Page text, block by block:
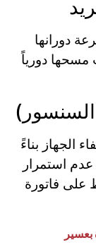
دورانها
دورياً
بناءً
استمرار
على فاتورة
بعسير